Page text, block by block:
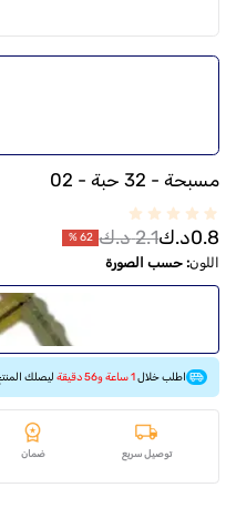
مسبحة - 32 حبة - 02
0.8د.ك2.1 د.ك 62
%
اللون: حسب الصورة
اطلب خلال1 ساعة و56 دقيقة ليصلك
توصيل سريع ضمان